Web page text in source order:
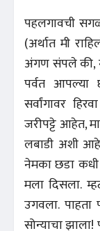
पहलगावची
(अर्थात मी
अंगण संपले की,
पर्वत आपल्या
सर्वांगावर
जरीपट्टे आहेत,
लबाडी अशी
नेमका छडा कधी
मला दिसला.
उगवला.
सोन्याचा